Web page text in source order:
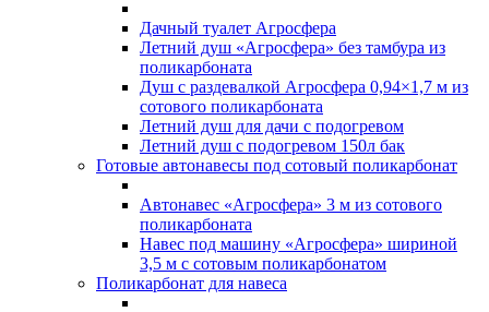
Дачный туалет Агросфера
Летний душ «Агросфера» без тамбура из
поликарбоната
Душ с раздевалкой Агросфера 0,94×1,7 м из
сотового поликарбоната
Летний душ для дачи с подогревом
Летний душ с подогревом 150л бак
Готовые автонавесы под сотовый поликарбонат
Автонавес «Агросфера» 3 м из сотового
поликарбоната
Навес под машину «Агросфера» шириной
3,5 м с сотовым поликарбонатом
Поликарбонат для навеса